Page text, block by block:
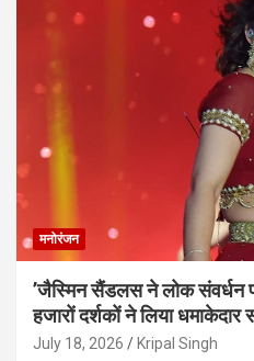
मनोरंजन
’जैस्मिन सैंडलस ने लोक संवर्धन
हजारों दर्शकों ने लिया
July 18, 2026 Kripal Singh